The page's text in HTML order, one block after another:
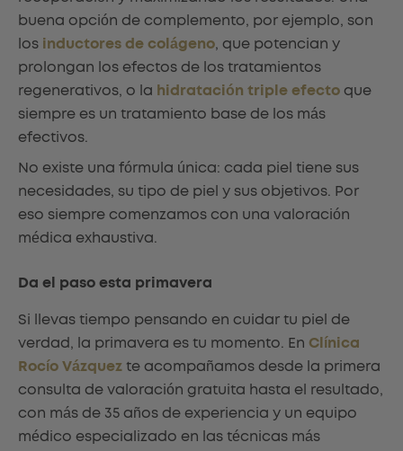
buena opción de complemento, por ejemplo, son
los inductores de colágeno , que potencian y
prolongan los efectos de los tratamientos
regenerativos, o la hidratación triple efecto que
siempre es un tratamiento base de los más
efectivos.
No existe una fórmula única: cada piel tiene sus
necesidades, su tipo de piel y sus objetivos. Por
eso siempre comenzamos con una valoración
médica exhaustiva.
Da el paso esta primavera
Si llevas tiempo pensando en cuidar tu piel de
verdad, la primavera es tu momento. En Clínica
Rocío Vázquez te acompañamos desde la primera
consulta de valoración gratuita hasta el resultado,
con más de 35 años de experiencia y un equipo
médico especializado en las técnicas más